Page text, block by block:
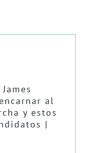
al
y estos
|